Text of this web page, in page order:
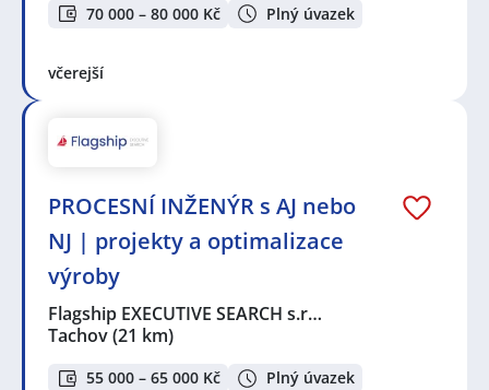
70 000 – 80 000 Kč Plný úvazek
včerejší
PROCESNÍ INŽENÝR s AJ nebo
NJ | projekty a optimalizace
výroby
Flagship EXECUTIVE SEARCH s.r…
Tachov(21 km)
55 000 – 65 000 Kč Plný úvazek